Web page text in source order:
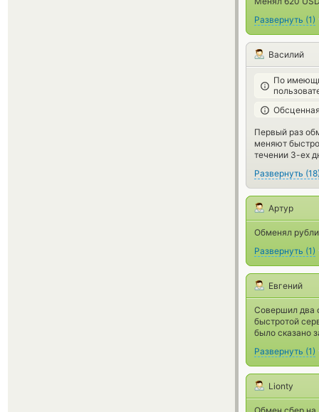
Развернуть (1)
Василий
По
Первый раз
меняют
течении 3-ех
Развернуть (18
Артур
Обменял
Развернуть (1)
Евгений
Совершил два
быстротой
было сказано
Развернуть (1)
Lionty